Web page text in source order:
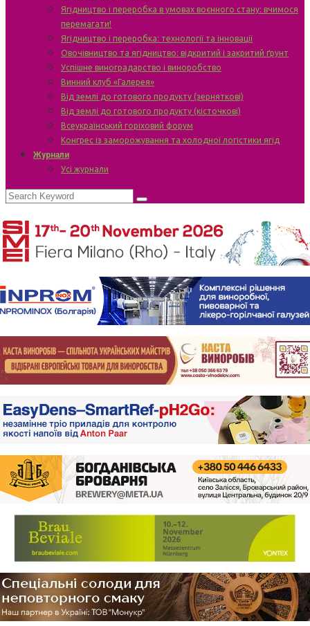
Ягідництво і переробка в умовах воєнного стану: вчимося
перемагати!
Ягідництво і переробка: технології та інновації
Овочівництво та ягідництво: відкритий і закритий ґрунт
Успішне виноградарство і виноробство
Винний клуб «Галерея»
Від землі до готового продукту (зерняткові)
Від землі до готового продукту (кісточкові)
Всеукраїнський горіховий форум
Конгрес із заморожування та холодної логістики ягід
Журнали
Усі журнали